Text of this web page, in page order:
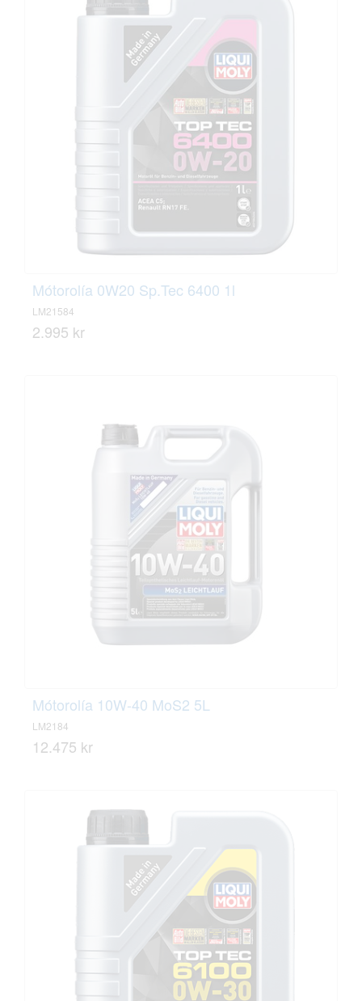
Mótorolía 0W20 Sp.Tec 6400 1l
LM21584
2.995 kr
Mótorolía 10W-40 MoS2 5L
LM2184
12.475 kr